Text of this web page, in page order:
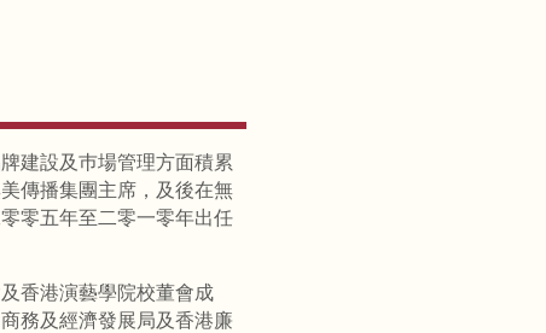
建設及巿場管理方面積累
傳播集團主席，及後在無
零五年至二零一零年出任
香港演藝學院校董會成
務及經濟發展局及香港廉